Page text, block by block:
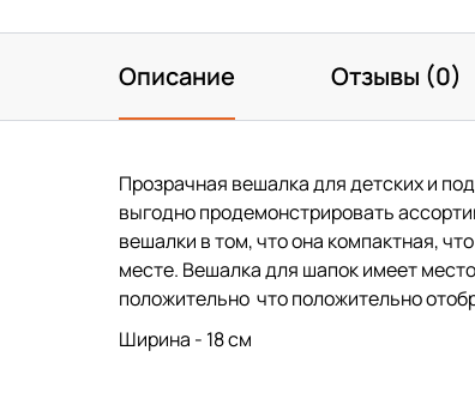
Описание Отзывы (0)
Прозрачная вешалка для детских и
выгодно продемонстрировать
вешалки в том, что она компактная,
месте. Вешалка для шапок имеет
положительно что положительно
Ширина - 18 см